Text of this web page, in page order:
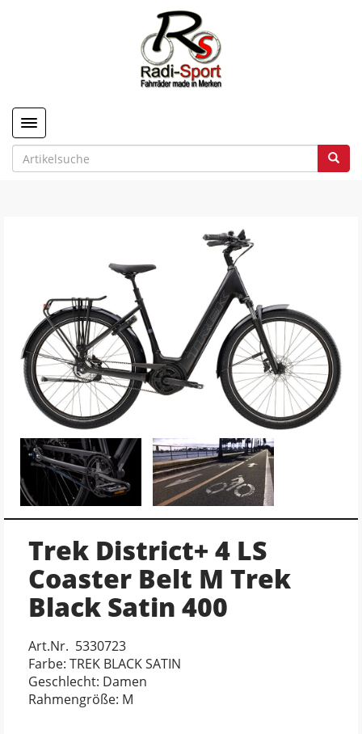
Toggle navigation
Trek District+ 4 LS
Coaster Belt M Trek
Black Satin 400
Art.Nr. 5330723
Farbe: TREK BLACK SATIN
Geschlecht: Damen
Rahmengröße: M